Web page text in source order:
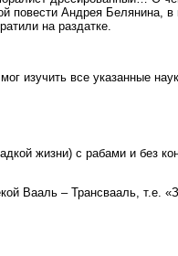
Андрея Белянина, в
на раздатке.
изучить все указанные
жизни) с рабами и без
Вааль – Трансвааль, т.е.